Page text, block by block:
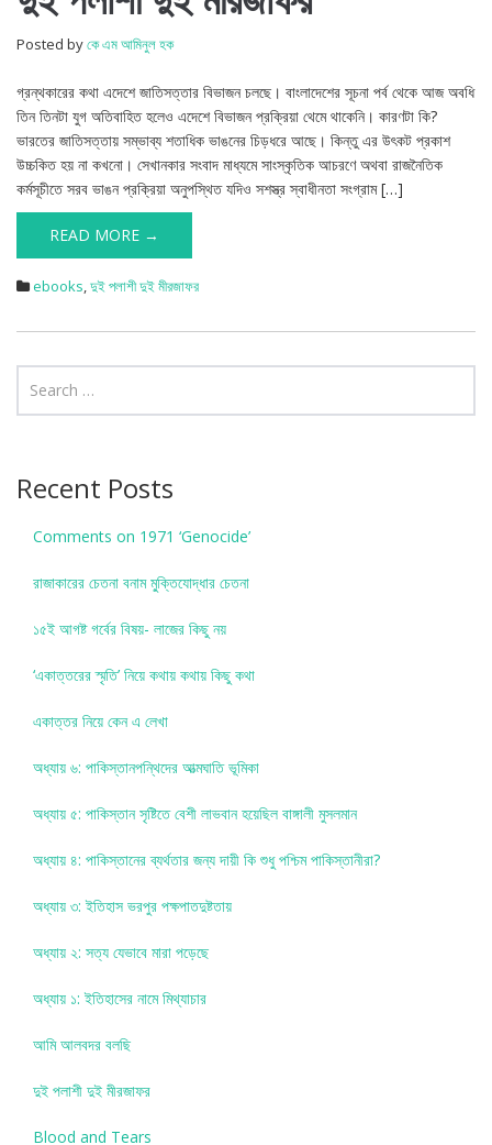
Posted byকে এম আমিনুল হক
গ্রন্থকারের কথা এদেশে জাতিসত্তার বিভাজন চলছে। বাংলাদেশের সূচনা পর্ব থেকে আজ অবধি
তিন তিনটা যুগ অতিবাহিত হলেও এদেশে বিভাজন প্রক্রিয়া থেমে থাকেনি। কারণটা কি?
ভারতের জাতিসত্তায় সম্ভাব্য শতাধিক ভাঙনের চিড়ধরে আছে। কিন্তু এর উৎকট প্রকাশ
উচ্চকিত হয় না কখনো। সেখানকার সংবাদ মাধ্যমে সাংস্কৃতিক আচরণে অথবা রাজনৈতিক
কর্মসূচীতে সরব ভাঙন প্রক্রিয়া অনুপস্থিত যদিও সশস্ত্র স্বাধীনতা সংগ্রাম […]
READ MORE →
ebooks,দুই পলাশী দুই মীরজাফর
Recent Posts
Comments on 1971 ‘Genocide’
রাজাকারের চেতনা বনাম মু্ক্তিযোদ্ধার চেতনা
১৫ই আগষ্ট গর্বের বিষয়- লাজের কিছু নয়
‘একাত্তরের স্মৃতি’ নিয়ে কথায় কথায় কিছু কথা
একাত্তর নিয়ে কেন এ লেখা
অধ্যায় ৬: পাকিস্তানপন্থিদের আত্মঘাতি ভূমিকা
অধ্যায় ৫: পাকিস্তান সৃষ্টিতে বেশী লাভবান হয়েছিল বাঙ্গালী মুসলমান
অধ্যায় ৪: পাকিস্তানের ব্যর্থতার জন্য দায়ী কি শুধু পশ্চিম পাকিস্তানীরা?
অধ্যায় ৩: ইতিহাস ভরপুর পক্ষপাতদুষ্টতায়
অধ্যায় ২: সত্য যেভাবে মারা পড়েছে
অধ্যায় ১: ইতিহাসের নামে মিথ্যাচার
আমি আলবদর বলছি
দুই পলাশী দুই মীরজাফর
Blood and Tears